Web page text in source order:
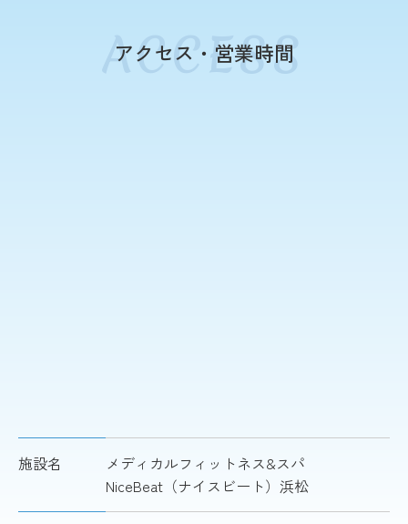
アクセス・営業時間
施設名
メディカルフィットネス&スパ
NiceBeat（ナイスビート）浜松